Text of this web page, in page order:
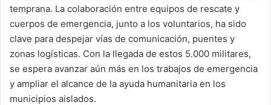
temprana. La colaboración entre equipos de rescate y
cuerpos de emergencia, junto a los voluntarios, ha sido
clave para despejar vías de comunicación, puentes y
zonas logísticas. Con la llegada de estos 5.000 militares,
se espera avanzar aún más en los trabajos de emergencia
y ampliar el alcance de la ayuda humanitaria en los
municipios aislados.